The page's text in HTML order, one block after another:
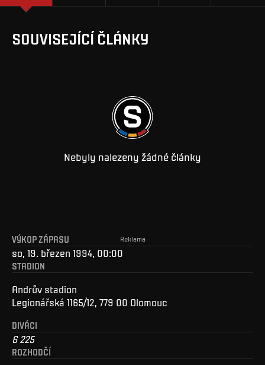
SOUVISEJÍCÍ ČLÁNKY
Nebyly nalezeny žádné články
Reklama
VÝKOP ZÁPASU
so, 19. březen 1994, 00:00
STADION
Andrův stadion
Legionářská 1165/12, 779 00 Olomouc
DIVÁCI
6 225
ROZHODČÍ